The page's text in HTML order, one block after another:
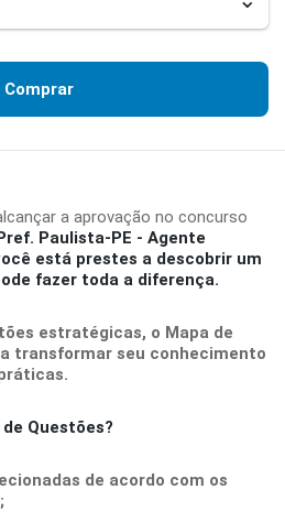
Comprar
a aprovação no concurso
Paulista-PE - Agente
está prestes a descobrir um
fazer toda a diferença.
estratégicas, o Mapa de
transformar seu conhecimento
Questões?
de acordo com os